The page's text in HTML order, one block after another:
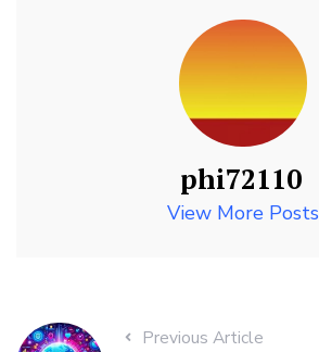
phi72110
View More Posts
Previous Article